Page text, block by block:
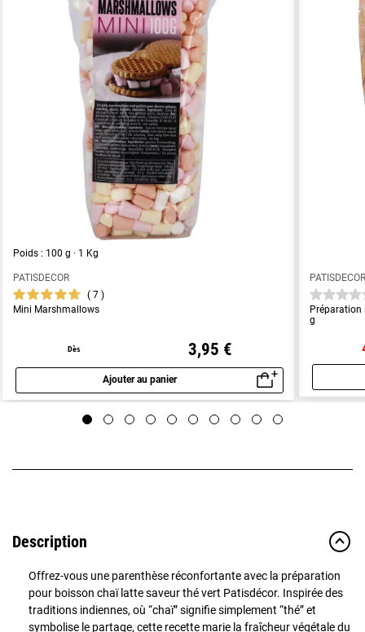
Poids : 100 g · 1 Kg
PATISDECOR
7
Mini Marshmallows
Dès 3,95 €
Ajouter au panier
Aperçu rapide
g
Description
Offrez-vous une parenthèse réconfortante avec la préparation
pour boisson chaï latte saveur thé vert Patisdécor. Inspirée des
traditions indiennes, où “chaï” signifie simplement “thé” et
symbolise le partage, cette recette marie la fraîcheur végétale du